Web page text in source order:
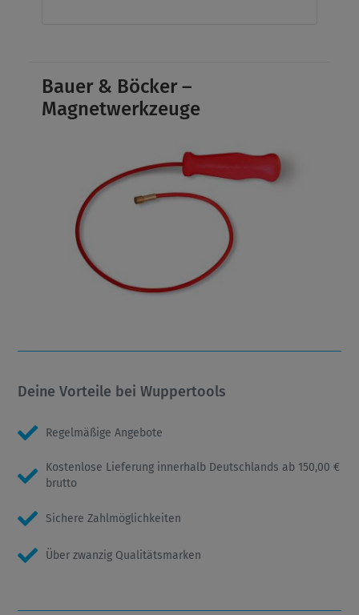
Bauer & Böcker –
Magnetwerkzeuge
Deine Vorteile bei Wuppertools
Regelmäßige Angebote
Kostenlose Lieferung innerhalb Deutschlands ab 150,00 €
brutto
Sichere Zahlmöglichkeiten
Über zwanzig Qualitätsmarken